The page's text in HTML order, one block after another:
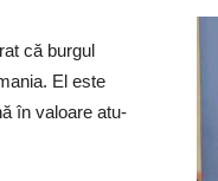
că burgul
El este
în valoare atu-